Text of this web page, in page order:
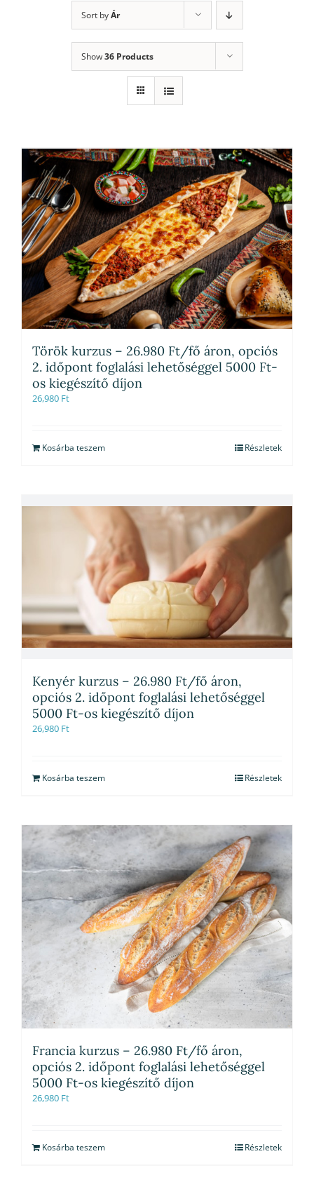
Sort byÁr
Show36 Products
Török kurzus – 26.980 Ft/fő áron, opciós
2. időpont foglalási lehetőséggel 5000 Ft-
os kiegészítő díjon
26,980 Ft
Kosárba teszem Részletek
Kenyér kurzus – 26.980 Ft/fő áron,
opciós 2. időpont foglalási lehetőséggel
5000 Ft-os kiegészítő díjon
26,980 Ft
Kosárba teszem Részletek
Francia kurzus – 26.980 Ft/fő áron,
opciós 2. időpont foglalási lehetőséggel
5000 Ft-os kiegészítő díjon
26,980 Ft
Kosárba teszem Részletek